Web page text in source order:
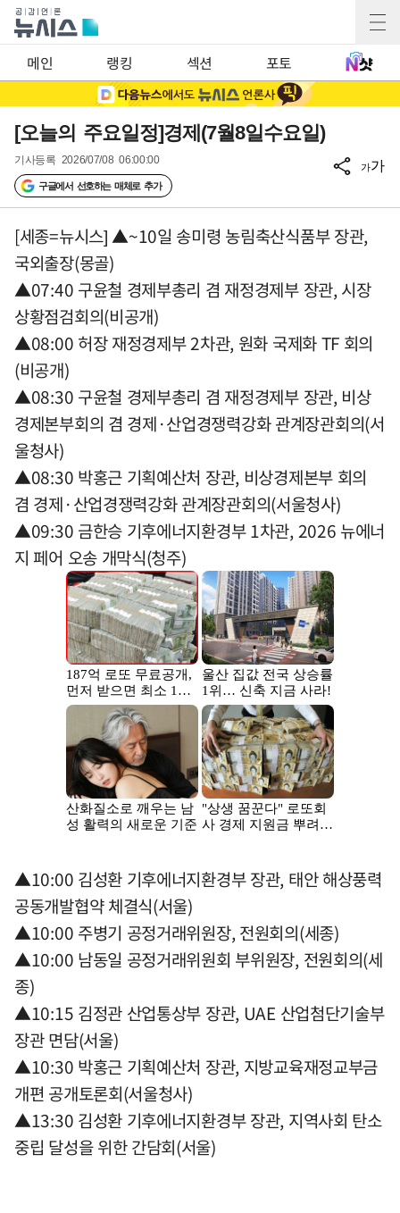
메인 랭킹 섹션 포토
[오늘의 주요일정]경제(7월8일수요일)
기사등록 2026/07/08 06:00:00
구글에서 선호하는 매체로 추가
가가
[세종=뉴시스] ▲~10일 송미령 농림축산식품부 장관,
국외출장(몽골)
▲07:40 구윤철 경제부총리 겸 재정경제부 장관, 시장
상황점검회의(비공개)
▲08:00 허장 재정경제부 2차관, 원화 국제화 TF 회의
(비공개)
▲08:30 구윤철 경제부총리 겸 재정경제부 장관, 비상
경제본부회의 겸 경제·산업경쟁력강화 관계장관회의(서
울청사)
▲08:30 박홍근 기획예산처 장관, 비상경제본부 회의
겸 경제·산업경쟁력강화 관계장관회의(서울청사)
▲09:30 금한승 기후에너지환경부 1차관, 2026 뉴에너
지 페어 오송 개막식(청주)
▲10:00 김성환 기후에너지환경부 장관, 태안 해상풍력
공동개발협약 체결식(서울)
▲10:00 주병기 공정거래위원장, 전원회의(세종)
▲10:00 남동일 공정거래위원회 부위원장, 전원회의(세
종)
▲10:15 김정관 산업통상부 장관, UAE 산업첨단기술부
장관 면담(서울)
▲10:30 박홍근 기획예산처 장관, 지방교육재정교부금
개편 공개토론회(서울청사)
▲13:30 김성환 기후에너지환경부 장관, 지역사회 탄소
중립 달성을 위한 간담회(서울)